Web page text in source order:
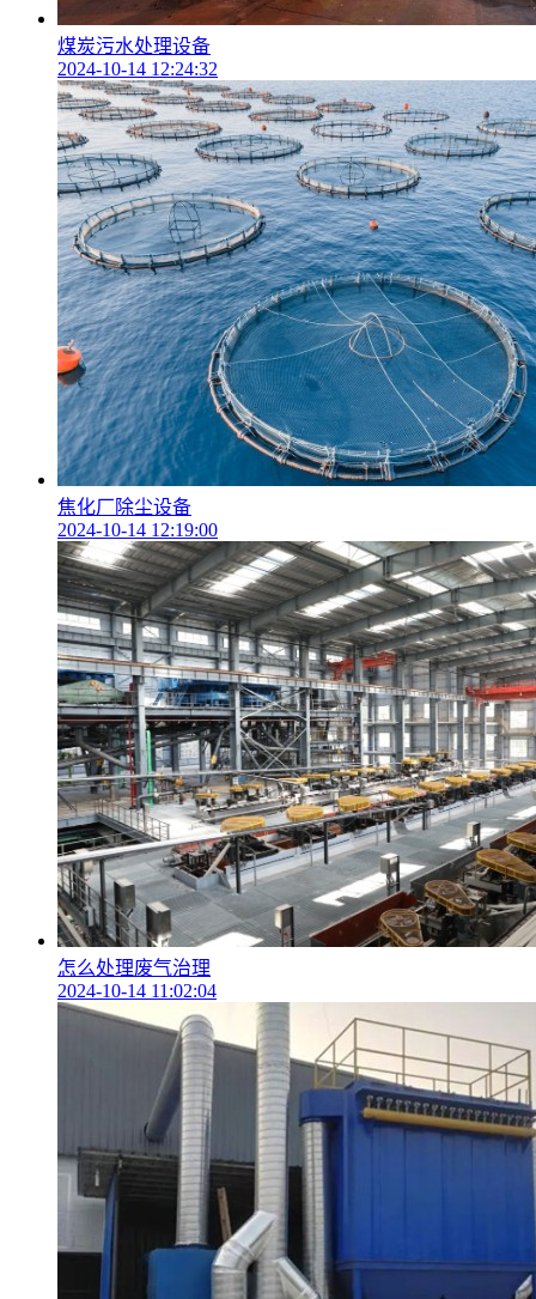
煤炭污水处理设备
2024-10-14 12:24:32
焦化厂除尘设备
2024-10-14 12:19:00
怎么处理废气治理
2024-10-14 11:02:04